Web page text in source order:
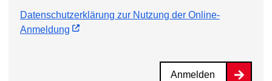
Datenschutzerklärung zur Nutzung der Online-
Anmeldung
Anmelden